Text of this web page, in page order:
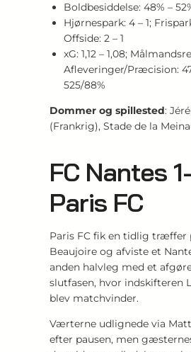
Boldbesiddelse: 48% –
Hjørnespark: 4 – 1;
Offside: 2 – 1
xG: 1,12 – 1,08;
Afleveringer/Præcision:
525/88%
Dommer og spillested:
(Frankrig), Stade de la
FC Nantes
Paris FC
Paris FC fik en tidlig træffer
Beaujoire og afviste et
anden halvleg med et
slutfasen, hvor indskifteren
blev matchvinder.
Værterne udlignede via
efter pausen, men